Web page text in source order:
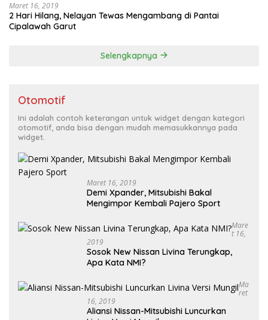
Maret 16, 2019
2 Hari Hilang, Nelayan Tewas Mengambang di Pantai
Cipalawah Garut
Selengkapnya
Otomotif
Ini adalah contoh keterangan untuk widget dengan kategori
otomotif, anda bisa dengan mudah memasukkannya pada
widget.
Maret 16, 2019
Demi Xpander, Mitsubishi Bakal
Mengimpor Kembali Pajero Sport
Mare
T 16,
2019
Sosok New Nissan Livina Terungkap,
Apa Kata NMI?
Ma
Ret
16, 2019
Aliansi Nissan-Mitsubishi Luncurkan